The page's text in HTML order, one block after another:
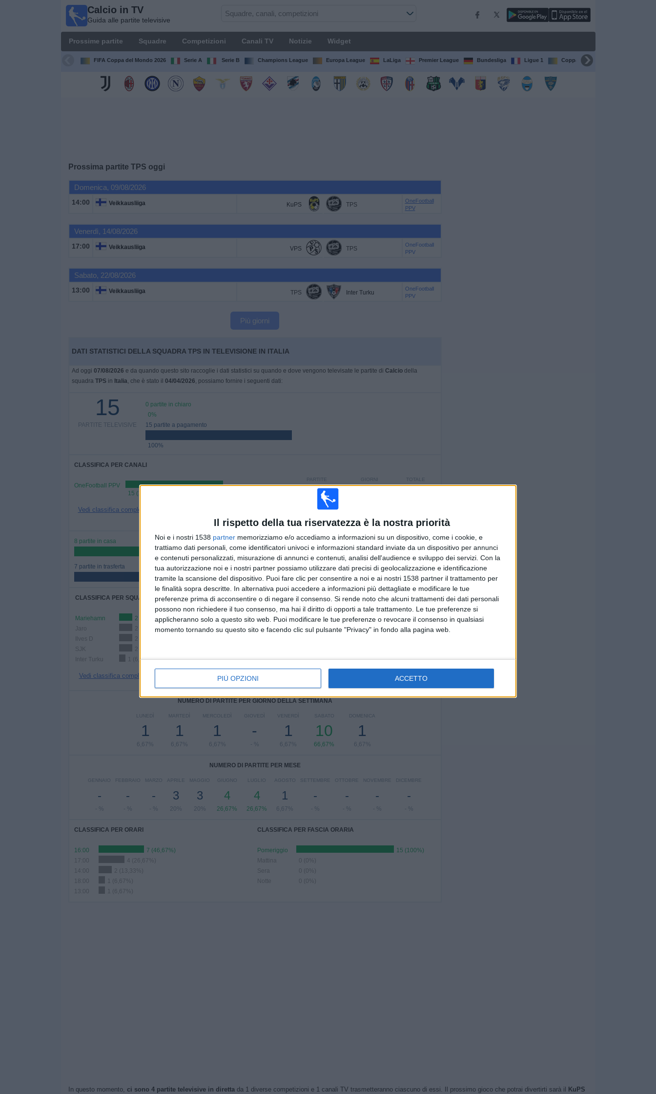
Il rispetto della tua riservatezza è la nostra priorità
Noi e i nostri 1538 partner memorizziamo e/o accediamo a informazioni su un dispositivo, come i cookie, e
trattiamo dati personali, come identificatori univoci e informazioni standard inviate da un dispositivo per annunci
e contenuti personalizzati, misurazione di annunci e contenuti, analisi dell'audience e sviluppo dei servizi. Con la
tua autorizzazione noi e i nostri partner possiamo utilizzare dati precisi di geolocalizzazione e identificazione
tramite la scansione del dispositivo. Puoi fare clic per consentire a noi e ai nostri 1538 partner il trattamento per
le finalità sopra descritte. In alternativa puoi accedere a informazioni più dettagliate e modificare le tue
preferenze prima di acconsentire o di negare il consenso. Si rende noto che alcuni trattamenti dei dati personali
possono non richiedere il tuo consenso, ma hai il diritto di opporti a tale trattamento. Le tue preferenze si
applicheranno solo a questo sito web. Puoi modificare le tue preferenze o revocare il consenso in qualsiasi
momento tornando su questo sito e facendo clic sul pulsante "Privacy" in fondo alla pagina web.
PIÙ OPZIONI ACCETTO
Calcio in TV
Guida alle partite televisive
Prossime partite Squadre Competizioni Canali TV Notizie Widget
FIFA Coppa del Mondo 2026 Serie A Serie B Champions League Europa League LaLiga Premier League Bundesliga Ligue 1 Coppa del Mondo FIFA per club
Prossima partite TPS oggi
Domenica, 09/08/2026
14:00 Veikkausliiga KuPS TPS
OneFootball
PPV
Venerdì, 14/08/2026
17:00 Veikkausliiga VPS TPS
OneFootball
PPV
Sabato, 22/08/2026
13:00 Veikkausliiga TPS Inter Turku
OneFootball
PPV
Più giorni
DATI STATISTICI DELLA SQUADRA TPS IN TELEVISIONE IN ITALIA
Ad oggi 07/08/2026 e da quando questo sito raccoglie i dati statistici su quando e dove vengono televisate le partite di Calciodella
squadra TPSin Italia, che è stato il 04/04/2026, possiamo fornire i seguenti dati:
15
PARTITE TELEVISIVE
0 partite in chiaro
0%
15 partite a pagamento
100%
CLASSIFICA PER CANALI
OneFootball PPV
15 (100%)
Vedi classifica completa
TOTALE
GIORNI
GRATUITA
PARTITE
15
CONSECUTIVE
8 partite in casa
53,33%
7 partite in trasferta
46,67%
TOTALE
11
AVVERSARI
MASSIMO
2
VS Mariehamn
TOTALE
1
COMPETIZIONI
CLASSIFICA PER SQUADRE
Mariehamn
2 (13,33%)
Jaro
2 (13,33%)
Ilves D
2 (13,33%)
SJK
2 (13,33%)
Inter Turku
1 (6,67%)
Vedi classifica completa
CLASSIFICA PER COMPETIZIONI
Veikkausliiga 15 (100%)
Vedi classifica completa
NUMERO DI PARTITE PER GIORNO DELLA SETTIMANA
LUNEDÌ
1
6,67%
MARTEDÌ
1
6,67%
MERCOLEDÌ
1
6,67%
GIOVEDÌ
-
- %
VENERDÌ
1
6,67%
SABATO
10
66,67%
DOMENICA
1
6,67%
NUMERO DI PARTITE PER MESE
GENNAIO
-
- %
FEBBRAIO
-
- %
MARZO
-
- %
APRILE
3
20%
MAGGIO
3
20%
GIUGNO
4
26,67%
LUGLIO
4
26,67%
AGOSTO
1
6,67%
SETTEMBRE
-
- %
OTTOBRE
-
- %
NOVEMBRE
-
- %
DICEMBRE
-
- %
CLASSIFICA PER ORARI
16:00
7 (46,67%)
17:00
4 (26,67%)
2 (13,33%)
18:00
1 (6,67%)
13:00
1 (6,67%)
CLASSIFICA PER FASCIA ORARIA
Pomeriggio
15 (100%)
Mattina
0 (0%)
Sera
0 (0%)
Notte
0 (0%)
In questo momento, ci sono 4 partite televisive in direttada 1 diverse competizioni e 1 canali TV trasmetteranno ciascuno di essi. Il prossimo gioco che potrai divertirti sarà il
KuPS